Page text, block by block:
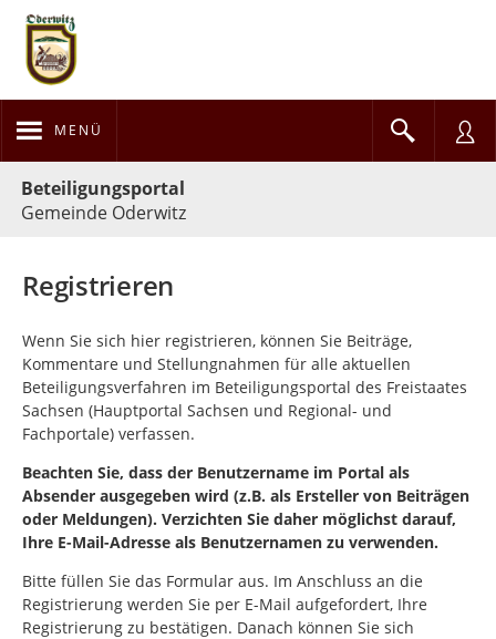
MENÜ
Beteiligungsportal
Gemeinde Oderwitz
Registrieren
Wenn Sie sich hier registrieren, können Sie Beiträge,
Kommentare und Stellungnahmen für alle aktuellen
Beteiligungsverfahren im Beteiligungsportal des Freistaates
Sachsen (Hauptportal Sachsen und Regional- und
Fachportale) verfassen.
Beachten Sie, dass der Benutzername im Portal als
Absender ausgegeben wird (z.B. als Ersteller von Beiträgen
oder Meldungen). Verzichten Sie daher möglichst darauf,
Ihre E-Mail-Adresse als Benutzernamen zu verwenden.
Bitte füllen Sie das Formular aus. Im Anschluss an die
Registrierung werden Sie per E-Mail aufgefordert, Ihre
Registrierung zu bestätigen. Danach können Sie sich